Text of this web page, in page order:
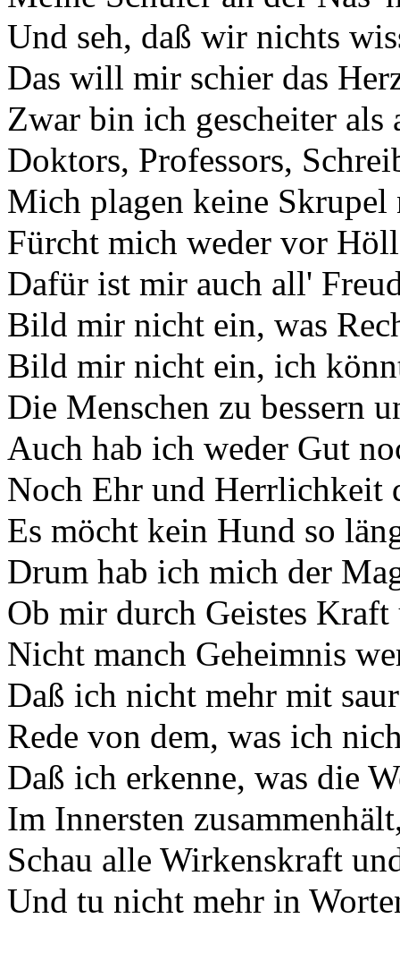
Und seh, daß wir nichts
Das will mir schier das
Zwar bin ich gescheiter als
Doktors, Professors,
Mich plagen keine
Fürcht mich weder vor
Dafür ist mir auch all'
Bild mir nicht ein, was
Bild mir nicht ein, ich
Die Menschen zu bessern
Auch hab ich weder Gut
Noch Ehr und Herrlichkeit
Es möcht kein Hund so
Drum hab ich mich der
Ob mir durch Geistes
Nicht manch Geheimnis
Daß ich nicht mehr mit
Rede von dem, was ich
Daß ich erkenne, was die
Im Innersten
Schau alle Wirkenskraft
Und tu nicht mehr in